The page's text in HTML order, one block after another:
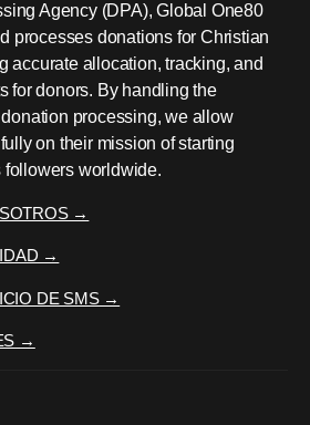
Agency (DPA), Global One80
processes donations for Christian
accurate allocation, tracking, and
for donors. By handling the
processing, we allow
on their mission of starting
worldwide.
→
→
DE SMS →
→